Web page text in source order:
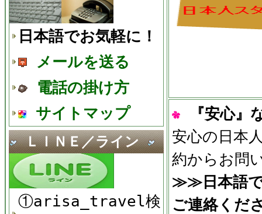
日本語でお気軽に！
メールを送る
電話の掛け方
サイトマップ
ＬＩＮＥ／ライン
①arisa_travel検
『安心』
安心の日本
約からお問
≫≫日本語
ご連絡くだ